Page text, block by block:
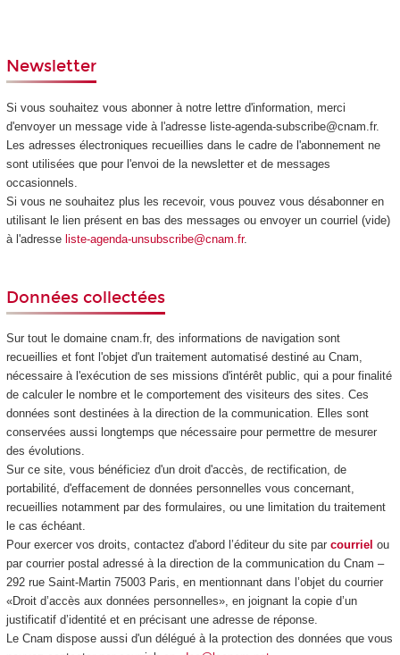
Newsletter
Si vous souhaitez vous abonner à notre lettre d'information, merci
d'envoyer un message vide à l'adresse liste-agenda-subscribe@cnam.fr.
Les adresses électroniques recueillies dans le cadre de l'abonnement ne
sont utilisées que pour l'envoi de la newsletter et de messages
occasionnels.
Si vous ne souhaitez plus les recevoir, vous pouvez vous désabonner en
utilisant le lien présent en bas des messages ou envoyer un courriel (vide)
à l'adresse liste-agenda-unsubscribe@cnam.fr.
Données collectées
Sur tout le domaine cnam.fr, des informations de navigation sont
recueillies et font l'objet d'un traitement automatisé destiné au Cnam,
nécessaire à l'exécution de ses missions d'intérêt public, qui a pour finalité
de calculer le nombre et le comportement des visiteurs des sites. Ces
données sont destinées à la direction de la communication. Elles sont
conservées aussi longtemps que nécessaire pour permettre de mesurer
des évolutions.
Sur ce site, vous bénéficiez d'un droit d'accès, de rectification, de
portabilité, d'effacement de données personnelles vous concernant,
recueillies notamment par des formulaires, ou une limitation du traitement
le cas échéant.
Pour exercer vos droits, contactez d'abord l’éditeur du site par courriel ou
par courrier postal adressé à la direction de la communication du Cnam –
292 rue Saint-Martin 75003 Paris, en mentionnant dans l’objet du courrier
«Droit d’accès aux données personnelles», en joignant la copie d’un
justificatif d’identité et en précisant une adresse de réponse.
Le Cnam dispose aussi d'un délégué à la protection des données que vous